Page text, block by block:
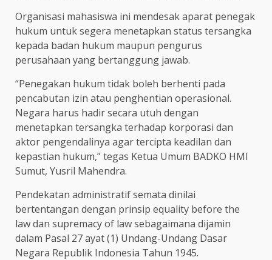
Organisasi mahasiswa ini mendesak aparat penegak
hukum untuk segera menetapkan status tersangka
kepada badan hukum maupun pengurus
perusahaan yang bertanggung jawab.
“Penegakan hukum tidak boleh berhenti pada
pencabutan izin atau penghentian operasional.
Negara harus hadir secara utuh dengan
menetapkan tersangka terhadap korporasi dan
aktor pengendalinya agar tercipta keadilan dan
kepastian hukum,” tegas Ketua Umum BADKO HMI
Sumut, Yusril Mahendra.
Pendekatan administratif semata dinilai
bertentangan dengan prinsip equality before the
law dan supremacy of law sebagaimana dijamin
dalam Pasal 27 ayat (1) Undang-Undang Dasar
Negara Republik Indonesia Tahun 1945.